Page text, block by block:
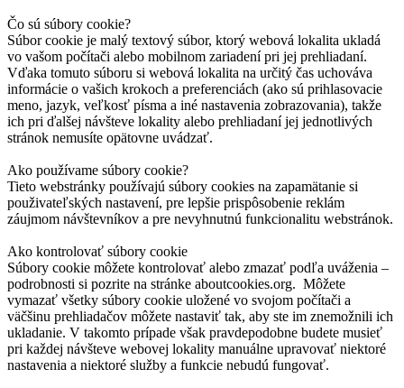
Čo sú súbory cookie?
Súbor cookie je malý textový súbor, ktorý webová lokalita ukladá
vo vašom počítači alebo mobilnom zariadení pri jej prehliadaní.
Vďaka tomuto súboru si webová lokalita na určitý čas uchováva
informácie o vašich krokoch a preferenciách (ako sú prihlasovacie
meno, jazyk, veľkosť písma a iné nastavenia zobrazovania), takže
ich pri ďalšej návšteve lokality alebo prehliadaní jej jednotlivých
stránok nemusíte opätovne uvádzať.
Ako používame súbory cookie?
Tieto webstránky používajú súbory cookies na zapamätanie si
použivateľských nastavení, pre lepšie prispôsobenie reklám
záujmom návštevníkov a pre nevyhnutnú funkcionalitu webstránok.
Ako kontrolovať súbory cookie
Súbory cookie môžete kontrolovať alebo zmazať podľa uváženia –
podrobnosti si pozrite na stránke aboutcookies.org. Môžete
vymazať všetky súbory cookie uložené vo svojom počítači a
väčšinu prehliadačov môžete nastaviť tak, aby ste im znemožnili ich
ukladanie. V takomto prípade však pravdepodobne budete musieť
pri každej návšteve webovej lokality manuálne upravovať niektoré
nastavenia a niektoré služby a funkcie nebudú fungovať.